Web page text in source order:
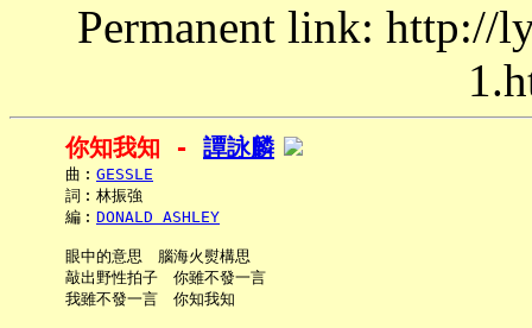
Permanent link: http://
你知我知 - 譚詠麟
     曲︰
GESSLE
     詞︰林振強
     編︰
DONALD ASHLEY
     眼中的意思　腦海火熨構思
     敲出野性拍子　你雖不發一言
     我雖不發一言　你知我知